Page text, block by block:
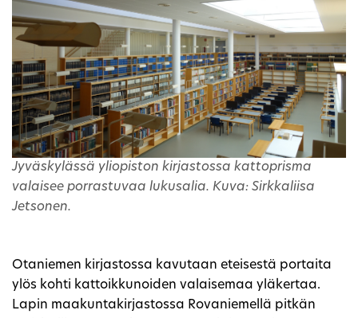
Jyväskylässä yliopiston kirjastossa kattoprisma
valaisee porrastuvaa lukusalia. Kuva: Sirkkaliisa
Jetsonen.
Otaniemen kirjastossa kavutaan eteisestä portaita
ylös kohti kattoikkunoiden valaisemaa yläkertaa.
Lapin maakuntakirjastossa Rovaniemellä pitkän